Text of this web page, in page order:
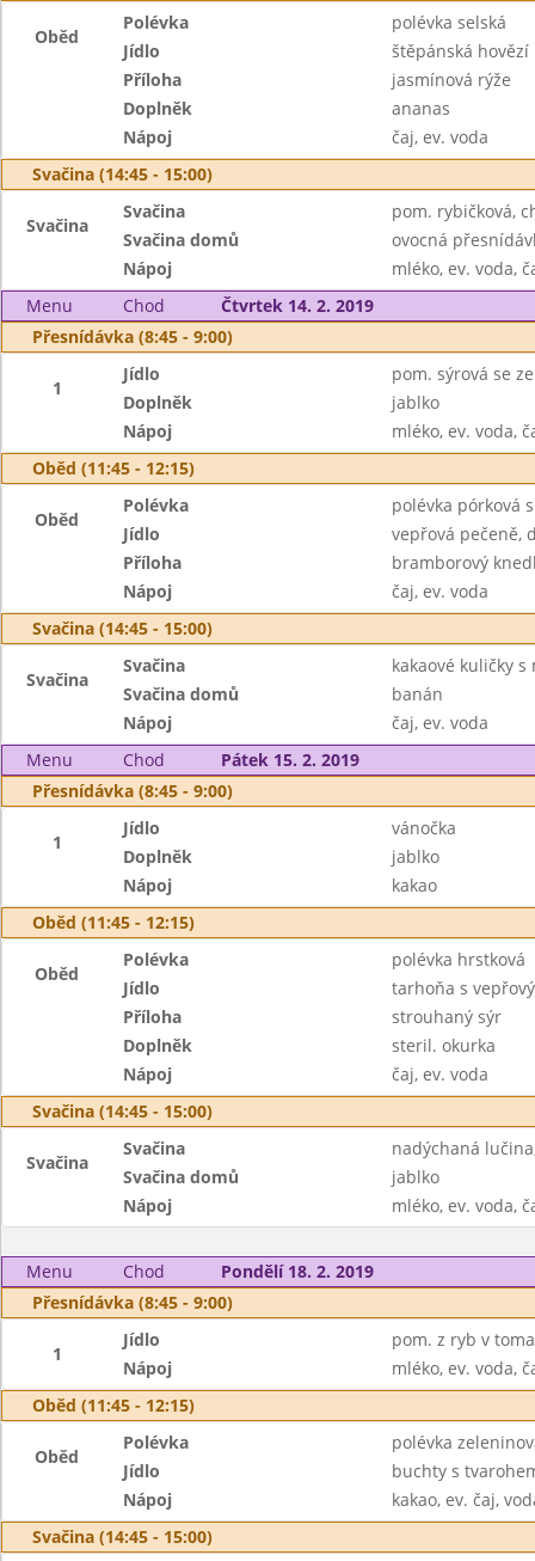
Oběd
Polévka
polévka selská
Jídlo
štěpánská hovězí
Příloha
jasmínová rýže
Doplněk
ananas
Nápoj
čaj, ev. voda
Svačina (14:45 - 15:00)
Svačina
Svačina
pom. rybičková,
Svačina domů
ovocná
Nápoj
mléko, ev. voda,
Menu
Chod
Čtvrtek 14. 2. 2019
Přesnídávka (8:45 - 9:00)
1
Jídlo
pom. sýrová se
Doplněk
jablko
Nápoj
mléko, ev. voda,
Oběd (11:45 - 12:15)
Oběd
Polévka
polévka pórková
Jídlo
vepřová pečeně,
Příloha
bramborový
Nápoj
čaj, ev. voda
Svačina (14:45 - 15:00)
Svačina
Svačina
kakaové kuličky
Svačina domů
banán
Nápoj
čaj, ev. voda
Menu
Chod
Pátek 15. 2. 2019
Přesnídávka (8:45 - 9:00)
1
Jídlo
vánočka
Doplněk
jablko
Nápoj
kakao
Oběd (11:45 - 12:15)
Oběd
Polévka
polévka hrstková
Jídlo
tarhoňa s
Příloha
strouhaný sýr
Doplněk
steril. okurka
Nápoj
čaj, ev. voda
Svačina (14:45 - 15:00)
Svačina
Svačina
nadýchaná
Svačina domů
jablko
Nápoj
mléko, ev. voda,
Menu Chod
Pondělí 18. 2. 2019
Přesnídávka (8:45 - 9:00)
1
Jídlo
pom. z ryb v
Nápoj
mléko, ev. voda,
Oběd (11:45 - 12:15)
Oběd
Polévka
polévka
Jídlo
buchty s
Nápoj
kakao, ev. čaj,
Svačina (14:45 - 15:00)